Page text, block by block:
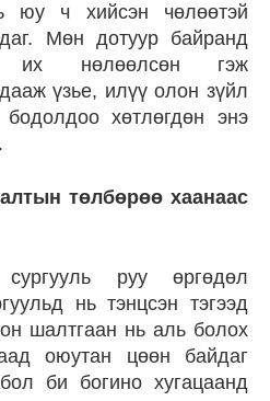
юу ч хийсэн чөлөөтэй
Мөн дотуур байранд
их нөлөөлсөн гэж
үзье, илүү олон зүйл
хөтлөгдөн энэ
төлбөрөө хаанаас
руу өргөдөл
нь тэнцсэн тэгээд
шалтгаан нь аль болох
оюутан цөөн байдаг
би богино хугацаанд